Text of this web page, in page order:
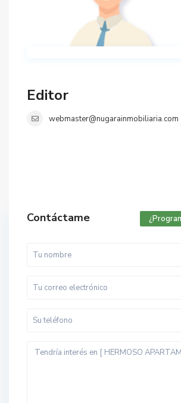
Editor
webmaster@nugarainmobiliaria.com
Contáctame